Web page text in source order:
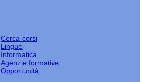
Cerca corsi
Lingue
Informatica
Agenzie formative
Opportunità